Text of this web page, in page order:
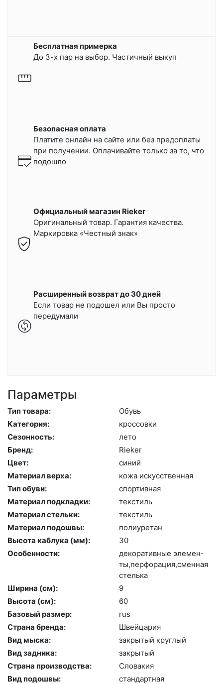
Бесплатная примерка
До 3-х пар на выбор. Частичный выкуп
Безопасная оплата
Платите онлайн на сайте или без предоплаты
при получении. Оплачивайте только за то, что
подошло
Официальный магазин Rieker
Оригинальный товар. Гарантия качества.
Маркировка «Честный знак»
Расширенный возврат до 30 дней
Если товар не подошел или Вы просто
передумали
Параметры
Тип товара:
Обувь
Категория:
крос­совки
Сезонность:
ле­то
Бренд:
Ri­eker
Цвет:
си­ний
Материал верха:
ко­жа ис­кусс­твен­ная
Тип обуви:
спор­тивная
Материал подкладки:
текс­тиль
Материал стельки:
текс­тиль
Материал подошвы:
по­ли­уре­тан
Высота каблука (мм):
30
Особенности:
де­кора­тив­ные эле­мен­
ты,пер­фо­рация,смен­ная
стель­ка
Ширина (см):
9
Высота (cм):
60
Базовый размер:
rus
Страна бренда:
Швей­ца­рия
Вид мыска:
зак­ры­тый круг­лый
Вид задника:
зак­ры­тый
Страна производства:
Сло­вакия
Вид подошвы:
стан­дарт­ная